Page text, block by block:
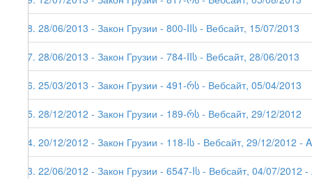
58. 28/06/2013 - Закон Грузии - 800-IIს - Вебсайт, 15/07/2013
57. 28/06/2013 - Закон Грузии - 784-IIს - Вебсайт, 28/06/2013
56. 25/03/2013 - Закон Грузии - 491-რს - Вебсайт, 05/04/2013
55. 28/12/2012 - Закон Грузии - 189-რს - Вебсайт, 29/12/2012
54. 20/12/2012 - Закон Грузии - 118-Iს - Вебсайт, 29/12/2012
53. 22/06/2012 - Закон Грузии - 6547-Iს - Вебсайт, 04/07/